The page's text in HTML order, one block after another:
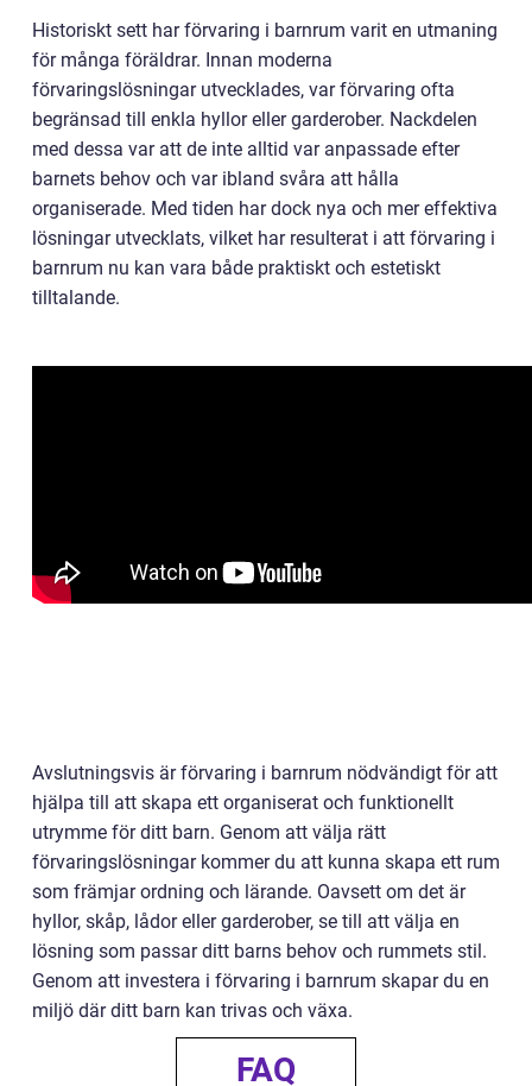
Historiskt sett har förvaring i barnrum varit en utmaning
för många föräldrar. Innan moderna
förvaringslösningar utvecklades, var förvaring ofta
begränsad till enkla hyllor eller garderober. Nackdelen
med dessa var att de inte alltid var anpassade efter
barnets behov och var ibland svåra att hålla
organiserade. Med tiden har dock nya och mer effektiva
lösningar utvecklats, vilket har resulterat i att förvaring i
barnrum nu kan vara både praktiskt och estetiskt
tilltalande.
Avslutningsvis är förvaring i barnrum nödvändigt för att
hjälpa till att skapa ett organiserat och funktionellt
utrymme för ditt barn. Genom att välja rätt
förvaringslösningar kommer du att kunna skapa ett rum
som främjar ordning och lärande. Oavsett om det är
hyllor, skåp, lådor eller garderober, se till att välja en
lösning som passar ditt barns behov och rummets stil.
Genom att investera i förvaring i barnrum skapar du en
miljö där ditt barn kan trivas och växa.
FAQ